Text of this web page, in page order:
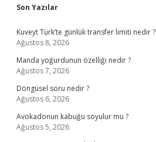
Sidebar
Son Yazılar
Kuveyt Türk’te günlük transfer limiti nedir ?
Ağustos 8, 2026
Manda yoğurdunun özelliği nedir ?
Ağustos 7, 2026
Döngüsel soru nedir ?
Ağustos 6, 2026
Avokadonun kabuğu soyulur mu ?
Ağustos 5, 2026